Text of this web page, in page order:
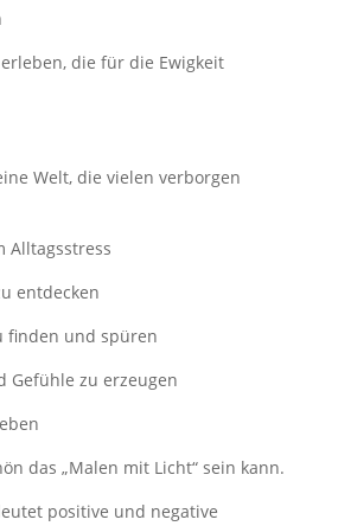
die für die Ewigkeit
Welt, die vielen verborgen
Alltagsstress
entdecken
finden und spüren
Gefühle zu erzeugen
das „Malen mit Licht“ sein kann.
positive und negative